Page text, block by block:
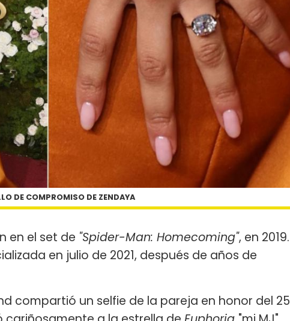
DE COMPROMISO DE ZENDAYA
en el set de "Spider-Man: Homecoming", en 2019.
en julio de 2021, después de años de
compartió un selfie de la pareja en honor del 25